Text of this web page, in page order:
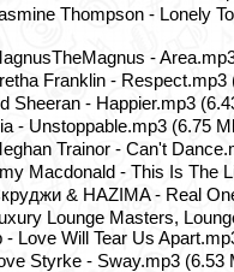
Thompson - Lonely
-
Franklin - Respect.mp3
Sheeran - Happier.mp3
- Unstoppable.mp3 (6.75
Trainor - Can't
Macdonald - This Is The
& НАZIMA - Real
Lounge Masters,
- Love Will Tear Us
Styrke - Sway.mp3 (6.53